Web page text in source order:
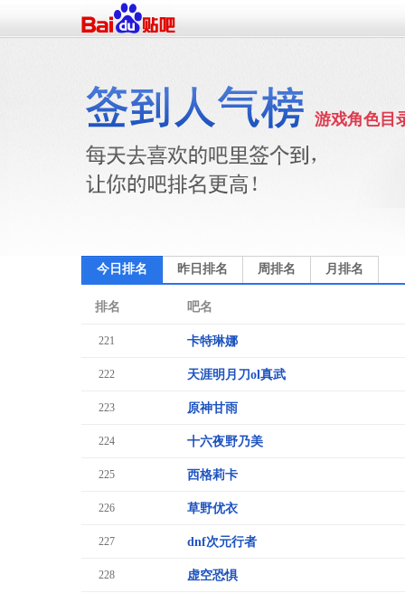
游戏角色目
今日排名 昨日排名 周排名 月排名
排名 吧名
221 卡特琳娜
222 天涯明月刀ol真武
223 原神甘雨
224 十六夜野乃美
225 西格莉卡
226 草野优衣
227 dnf次元行者
228 虚空恐惧